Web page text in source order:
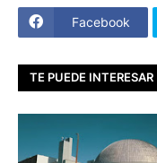
Facebook
TE PUEDE INTERESAR